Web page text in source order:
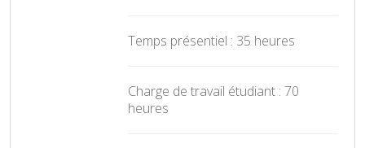
Temps présentiel : 35 heures
Charge de travail étudiant : 70
heures